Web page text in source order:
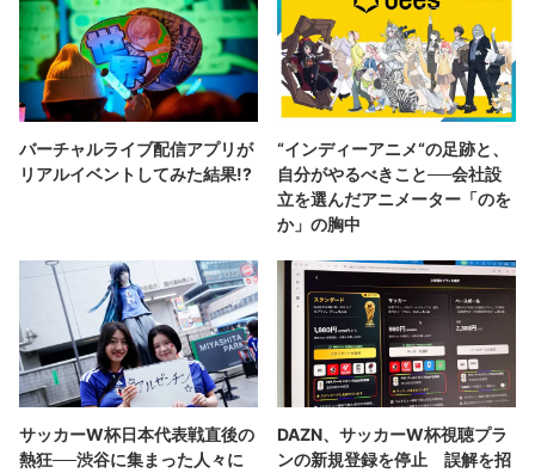
バーチャルライブ配信アプリが
リアルイベントしてみた結果!?
“インディーアニメ“の足跡と、
自分がやるべきこと──会社設
立を選んだアニメーター「のを
か」の胸中
サッカーW杯日本代表戦直後の
熱狂──渋谷に集まった人々に
DAZN、サッカーW杯視聴プラ
ンの新規登録を停止 誤解を招